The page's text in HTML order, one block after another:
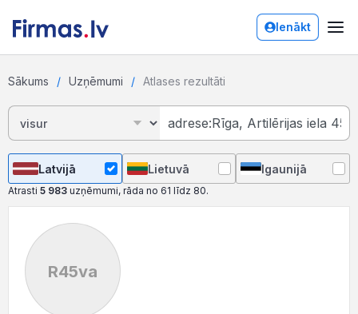
Ienākt
Sākums Uzņēmumi Atlases rezultāti
Latvijā Lietuvā Igaunijā
Atrasti 5 983 uzņēmumi, rāda no 61 līdz 80.
R45va